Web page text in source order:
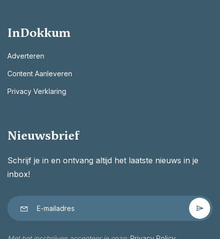
InDokkum
Adverteren
Content Aanleveren
Privacy Verklaring
Nieuwsbrief
Schrijf je in en ontvang altijd het laatste nieuws in je
inbox!